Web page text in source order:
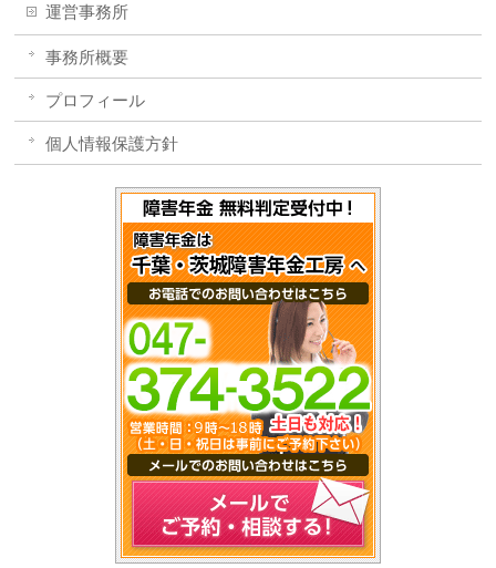
運営事務所
事務所概要
プロフィール
個人情報保護方針